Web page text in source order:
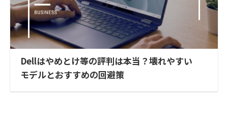
Dellはやめとけ等の評判は本当？壊れやすい
モデルとおすすめの回避策